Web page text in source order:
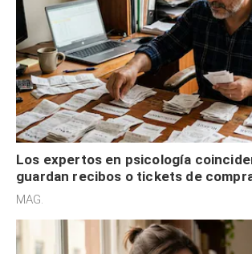
Los expertos en psicología
guardan recibos o tickets de
son acumuladores, sino que tienen
MAG.